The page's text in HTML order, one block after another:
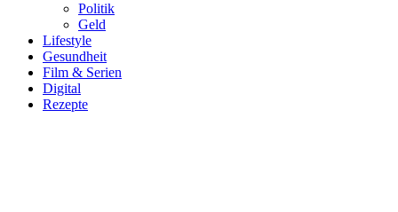
Politik
Geld
Lifestyle
Gesundheit
Film & Serien
Digital
Rezepte